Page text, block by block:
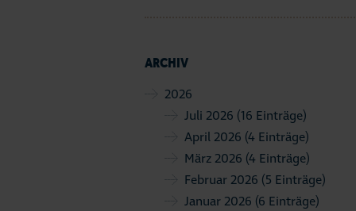
ARCHIV
2026
Juli 2026 (16 Einträge)
April 2026 (4 Einträge)
März 2026 (4 Einträge)
Februar 2026 (5 Einträge)
Januar 2026 (6 Einträge)